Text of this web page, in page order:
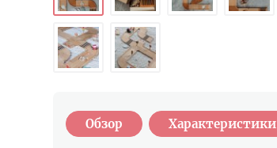
Обзор Характеристики